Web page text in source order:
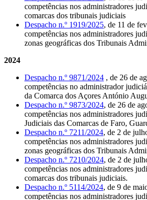
competências nos administradores
comarcas dos tribunais judiciais
Despacho n.º 1919/2025, de 11 de
competências nos administradores
zonas geográficas dos Tribunais
2024
Despacho n.º 9871/2024 , de 26 de
competências no administrador
da Comarca dos Açores António
Despacho n.º 9873/2024, de 26 de
competências nos administradores
Judiciais das Comarcas de Faro,
Despacho n.º 7211/2024, de 2 de
competências nos administradores
zonas geográficas dos Tribunais
Despacho n.º 7210/2024, de 2 de
competências nos administradores
comarcas dos tribunais judiciais.
Despacho n.º 5114/2024, de 9 de
competências nos administradores